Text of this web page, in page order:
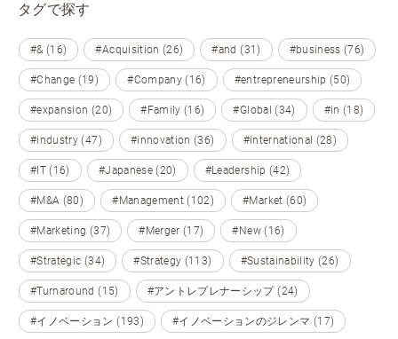
タグで探す
#& (16) #Acquisition (26) #and (31) #business (76)
#Change (19) #Company (16) #entrepreneurship (50)
#expansion (20) #Family (16) #Global (34) #in (18)
#industry (47) #innovation (36) #international (28)
#IT (16) #Japanese (20) #Leadership (42)
#M&A (80) #Management (102) #Market (60)
#Marketing (37) #Merger (17) #New (16)
#Strategic (34) #Strategy (113) #Sustainability (26)
#Turnaround (15) #アントレプレナーシップ (24)
#イノベーション (193) #イノベーションのジレンマ (17)